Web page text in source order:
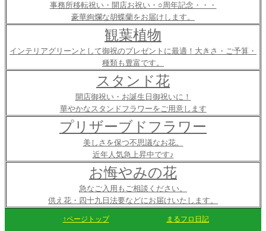
事務所移転祝い・開店お祝い・○周年記念・・・
豪華絢爛な胡蝶蘭をお届けします。
観葉植物
インテリアグリーンとして御祝のプレゼントに最適！大きさ・ご予算・
種類も豊富です。
スタンド花
開店御祝い・お誕生日御祝いに！
華やかなスタンドフラワーをご用意します
プリザーブドフラワー
美しさを保つ不思議なお花。
近年人気急上昇中です♪
お悔やみの花
急なご入用もご相談ください。
供え花・四十九日法要などにお届けいたします。
↑ページトップ まるフロ日記